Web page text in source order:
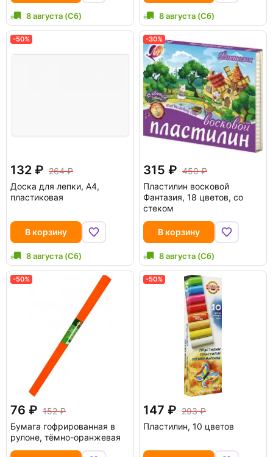
8 августа (Сб) 8 августа (Сб)
-50%
132
264
Доска для лепки, А4,
пластиковая
В корзину
8 августа (Сб)
-30%
315
450
Пластилин восковой
Фантазия, 18 цветов, со
стеком
В корзину
8 августа (Сб)
-50%
76
152
Бумага гофрированная в
рулоне, тёмно-оранжевая
-50%
147
293
Пластилин, 10 цветов